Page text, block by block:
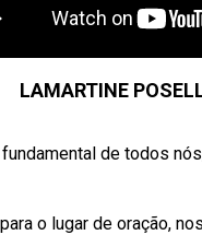
LAMARTINE
de todos
o lugar de oração,